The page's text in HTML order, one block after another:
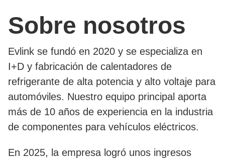
Sobre nosotros
Evlink se fundó en 2020 y se especializa en
I+D y fabricación de calentadores de
refrigerante de alta potencia y alto voltaje para
automóviles. Nuestro equipo principal aporta
más de 10 años de experiencia en la industria
de componentes para vehículos eléctricos.
En 2025, la empresa logró unos ingresos